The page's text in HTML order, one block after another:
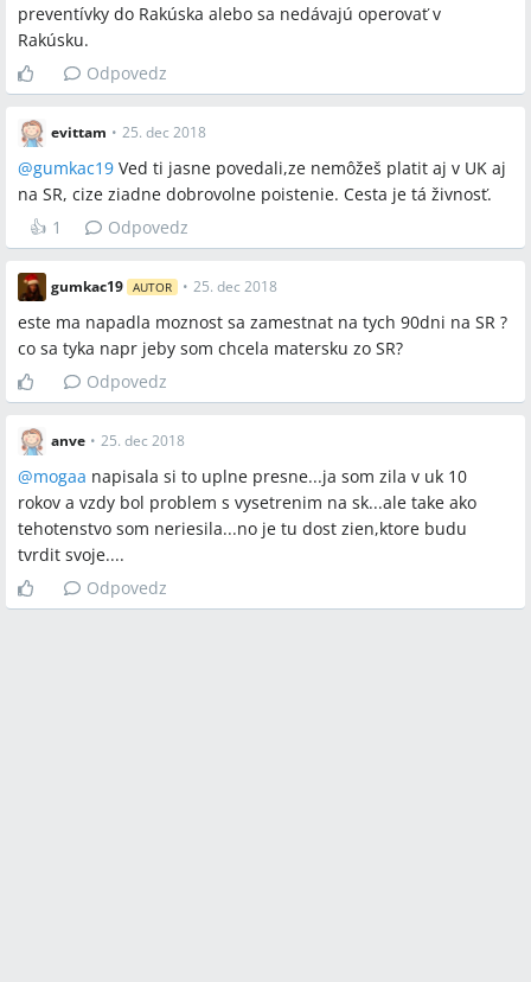
preventívky do Rakúska alebo sa nedávajú operovať v
Rakúsku.
Odpovedz
evittam • 25. dec 2018
@gumkac19 Ved ti jasne povedali,ze nemôžeš platit aj v UK aj
na SR, cize ziadne dobrovolne poistenie. Cesta je tá živnosť.
👍 1 Odpovedz
gumkac19 AUTOR • 25. dec 2018
este ma napadla moznost sa zamestnat na tych 90dni na SR ?
co sa tyka napr jeby som chcela matersku zo SR?
Odpovedz
anve • 25. dec 2018
@mogaa napisala si to uplne presne...ja som zila v uk 10
rokov a vzdy bol problem s vysetrenim na sk...ale take ako
tehotenstvo som neriesila...no je tu dost zien,ktore budu
tvrdit svoje....
Odpovedz